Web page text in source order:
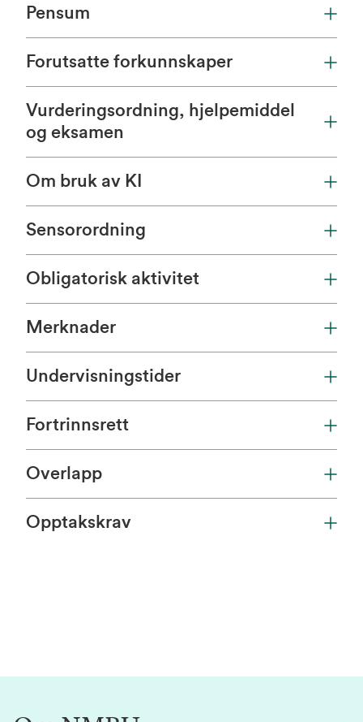
Pensum
Forutsatte forkunnskaper
Vurderingsordning, hjelpemiddel
og eksamen
Om bruk av KI
Sensorordning
Obligatorisk aktivitet
Merknader
Undervisningstider
Fortrinnsrett
Overlapp
Opptakskrav